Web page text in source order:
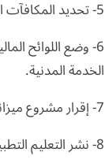
5- تحديد المكافآت المالية التي يجوز منحها للدارسين والمتدربين بهذه المعاهد والمراكز وشروط الحصول عليها.
الخدمة المدنية.
7- إقرار مشروع ميزانية الهيئة وحسابها الختامي قبل عرضها على الجهات المختصة.
8- نشر التعليم التطبيقي والتدريب بما في ذلك التدريب أثناء الخدمة.